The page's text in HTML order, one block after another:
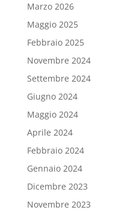
Marzo 2026
Maggio 2025
Febbraio 2025
Novembre 2024
Settembre 2024
Giugno 2024
Maggio 2024
Aprile 2024
Febbraio 2024
Gennaio 2024
Dicembre 2023
Novembre 2023